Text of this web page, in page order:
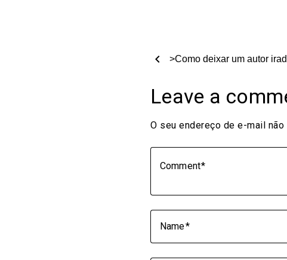
chevron_left >Como deixar um autor
Leave a
O seu endereço de e-mail
Comment
Name